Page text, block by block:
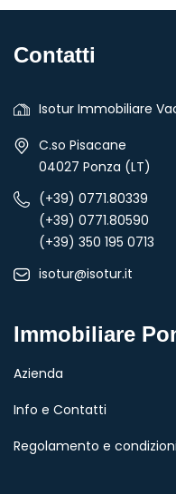
Contatti
Isotur Immobiliare
C.so Pisacane
04027 Ponza (LT)
(+39) 0771.80339
(+39) 0771.80590
(+39) 350 195 0713
isotur@isotur.it
Immobiliare
Azienda
Info e Contatti
Regolamento e condizioni